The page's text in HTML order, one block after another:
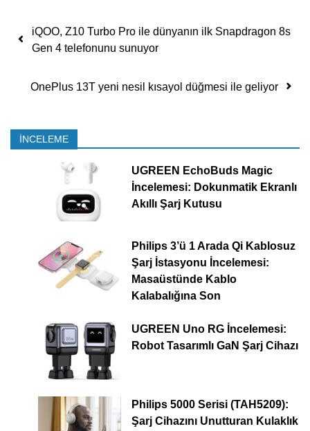
Yazı dolaşımı
iQOO, Z10 Turbo Pro ile dünyanın ilk Snapdragon 8s
Gen 4 telefonunu sunuyor
OnePlus 13T yeni nesil kısayol düğmesi ile geliyor
İNCELEME
UGREEN EchoBuds Magic
İncelemesi: Dokunmatik Ekranlı
Akıllı Şarj Kutusu
Philips 3’ü 1 Arada Qi Kablosuz
Şarj İstasyonu İncelemesi:
Masaüstünde Kablo
Kalabalığına Son
UGREEN Uno RG İncelemesi:
Robot Tasarımlı GaN Şarj Cihazı
Philips 5000 Serisi (TAH5209):
Şarj Cihazını Unutturan Kulaklık